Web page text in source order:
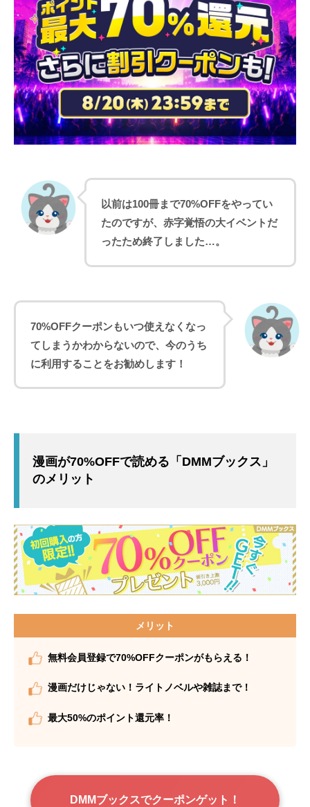
以前は100冊まで70%OFFをやってい
たのですが、赤字覚悟の大イベントだ
ったため終了しました…。
70%OFFクーポンもいつ使えなくなっ
てしまうかわからないので、今のうち
に利用することをお勧めします！
漫画が70%OFFで読める「DMMブックス」
のメリット
メリット
無料会員登録で70%OFFクーポンがもらえる！
漫画だけじゃない！ライトノベルや雑誌まで！
最大50%のポイント還元率！
DMMブックスでクーポンゲット！